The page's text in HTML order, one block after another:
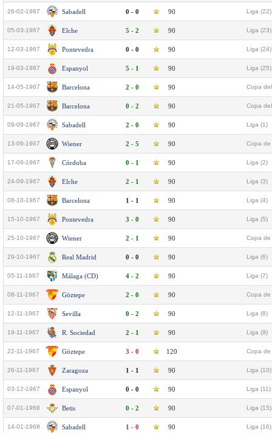
26-02-1967 Sabadell 0 - 0 90 Liga (22)
05-03-1967 Elche 5 - 2 90 Liga (23)
12-03-1967 Pontevedra 0 - 0 90 Liga (24)
19-03-1967 Espanyol 5 - 1 90 Liga (25)
14-05-1967 Barcelona 2 - 0 90 Copa
21-05-1967 Barcelona 0 - 2 90 Copa
09-09-1967 Sabadell 2 - 0 90 Liga (1)
13-09-1967 Wiener 2 - 5 90 Copa de
17-09-1967 Córdoba 0 - 1 90 Liga (2)
24-09-1967 Elche 2 - 1 90 Liga (3)
08-10-1967 Barcelona 1 - 1 90 Liga (4)
15-10-1967 Pontevedra 3 - 0 90 Liga (5)
25-10-1967 Wiener 2 - 1 90 Copa de
29-10-1967 Real Madrid 0 - 0 90 Liga (6)
05-11-1967 Málaga (CD) 4 - 2 90 Liga (7)
08-11-1967 Göztepe 2 - 0 90 Copa de
12-11-1967 Sevilla 0 - 2 90 Liga (8)
19-11-1967 R. Sociedad 2 - 1 90 Liga (9)
22-11-1967 Göztepe 3 - 0 120 Copa de
26-11-1967 Zaragoza 1 - 1 90 Liga (10)
03-12-1967 Espanyol 0 - 0 90 Liga (11)
07-01-1968 Betis 0 - 2 90 Liga (15)
14-01-1968 Sabadell 1 - 0 90 Liga (16)